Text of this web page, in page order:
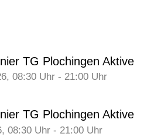
TG Plochingen Aktive
, 08:30 Uhr - 21:00 Uhr
TG Plochingen Aktive
, 08:30 Uhr - 21:00 Uhr